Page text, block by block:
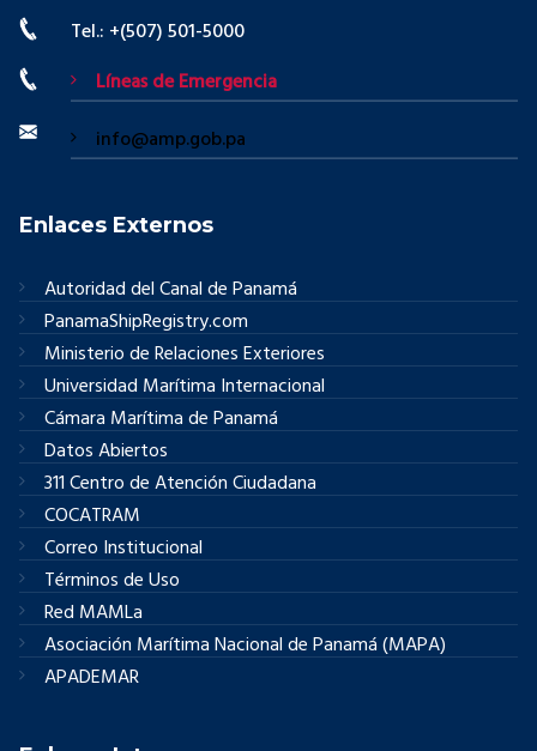
Tel.: +(507) 501-5000
Líneas de Emergencia
info@amp.gob.pa
Enlaces Externos
Autoridad del Canal de Panamá
PanamaShipRegistry.com
Ministerio de Relaciones Exteriores
Universidad Marítima Internacional
Cámara Marítima de Panamá
Datos Abiertos
311 Centro de Atención Ciudadana
COCATRAM
Correo Institucional
Términos de Uso
Red MAMLa
Asociación Marítima Nacional de Panamá (MAPA)
APADEMAR